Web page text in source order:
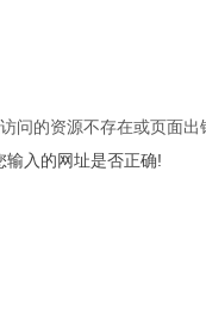
问的资源不存在或页面出
输入的网址是否正确!